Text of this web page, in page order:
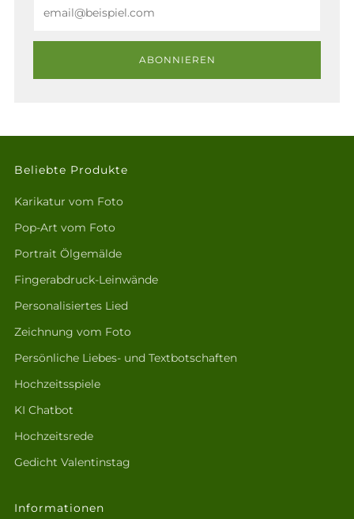
ABONNIEREN
Beliebte Produkte
Karikatur vom Foto
Pop-Art vom Foto
Portrait Ölgemälde
Fingerabdruck-Leinwände
Personalisiertes Lied
Zeichnung vom Foto
Persönliche Liebes- und Textbotschaften
Hochzeitsspiele
KI Chatbot
Hochzeitsrede
Gedicht Valentinstag
Informationen